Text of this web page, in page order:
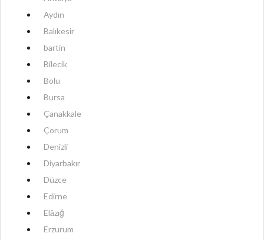
Aydın
Balıkesir
bartin
Bilecik
Bolu
Bursa
Çanakkale
Çorum
Denizli
Diyarbakır
Düzce
Edirne
Elâzığ
Erzurum